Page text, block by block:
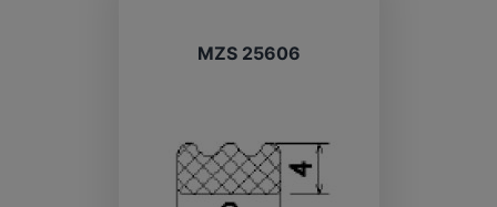
MZS 25606